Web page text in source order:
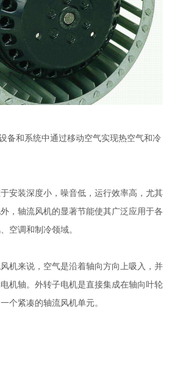
备和系统中通过移动空气实现热空气和冷
安装深度小，噪音低，运行效率高，尤其
，轴流风机的显著节能使其广泛应用于各
空调和制冷领域。
机来说，空气是沿着轴向方向上吸入，并
机轴。外转子电机是直接集成在轴向叶轮
个紧凑的轴流风机单元。